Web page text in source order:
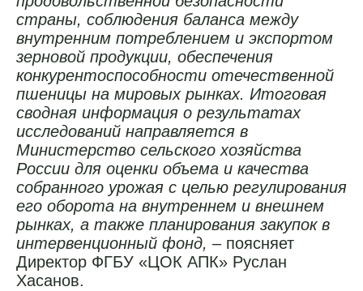
страны, соблюдения баланса между
внутренним потреблением и экспортом
зерновой продукции, обеспечения
конкурентоспособности отечественной
пшеницы на мировых рынках. Итоговая
сводная информация о результатах
исследований направляется в
Министерство сельского хозяйства
России для оценки объема и качества
собранного урожая с целью регулирования
его оборота на внутреннем и внешнем
рынках, а также планирования закупок в
интервенционный фонд, – поясняет
Директор ФГБУ «ЦОК АПК» Руслан
Хасанов.